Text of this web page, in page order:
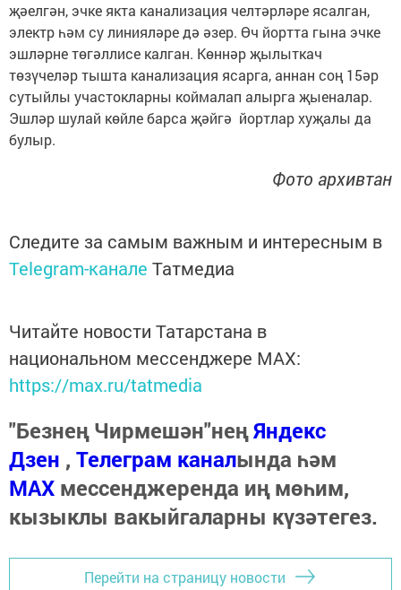
җәелгән, эчке якта канализация челтәрләре ясалган,
электр һәм су линияләре дә әзер. Өч йортта гына эчке
эшләрне төгәллисе калган. Көннәр җылыткач
төзүчеләр тышта канализация ясарга, аннан соң 15әр
сутыйлы участокларны коймалап алырга җыеналар.
Эшләр шулай көйле барса җәйгә йортлар хуҗалы да
булыр.
Фото архивтан
Следите за самым важным и интересным в
Telegram-канале Татмедиа
Читайте новости Татарстана в
национальном мессенджере MАХ:
https://max.ru/tatmedia
"Безнең Чирмешән"неңЯндекс
Дзен , Телеграм каналында һәм
МАХ мессенджеренда иң мөһим,
кызыклы вакыйгаларны күзәтегез.
Перейти на страницу новости